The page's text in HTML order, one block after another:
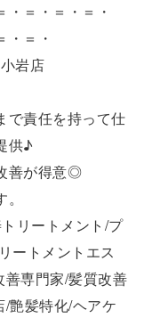
・＝・＝・＝・
・＝・
岩店
で責任を持って仕
供♪
善が得意◎
リートメント/プ
ートメントエス
専門家/髪質改善
艶髪特化/ヘアケ